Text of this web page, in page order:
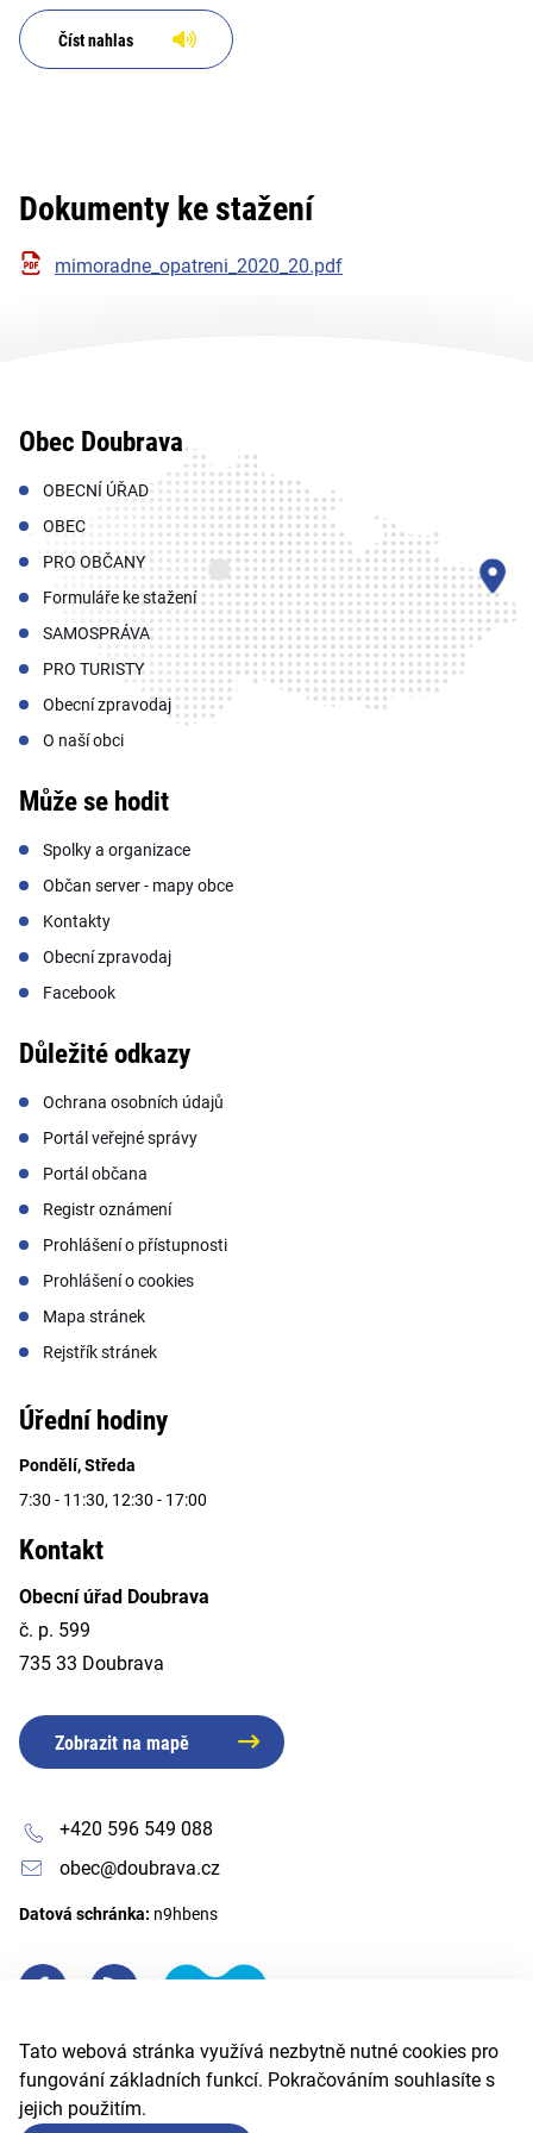
Tato webová stránka využívá nezbytně nutné cookies pro
fungování základních funkcí. Pokračováním souhlasíte s
jejich použitím.
Číst nahlas
Dokumenty ke stažení
mimoradne_opatreni_2020_20.pdf
Obec Doubrava
OBECNÍ ÚŘAD
OBEC
PRO OBČANY
Formuláře ke stažení
SAMOSPRÁVA
PRO TURISTY
Obecní zpravodaj
O naší obci
Může se hodit
Spolky a organizace
Občan server - mapy obce
Kontakty
Obecní zpravodaj
Facebook
Důležité odkazy
Ochrana osobních údajů
Portál veřejné správy
Portál občana
Registr oznámení
Prohlášení o přístupnosti
Prohlášení o cookies
Mapa stránek
Rejstřík stránek
Úřední hodiny
Pondělí, Středa
7:30 - 11:30, 12:30 - 17:00
Kontakt
Obecní úřad Doubrava
č. p. 599
735 33 Doubrava
Zobrazit na mapě
+420 596 549 088
obec@doubrava.cz
Datová schránka: n9hbens